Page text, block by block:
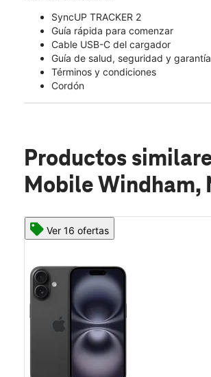
SyncUP TRACKER 2
Guía rápida para comenzar
Cable USB-C del cargador
Guía de salud, seguridad y garantía
Términos y condiciones
Cordón
Productos
Mobile Windham,
Ver 16 ofertas